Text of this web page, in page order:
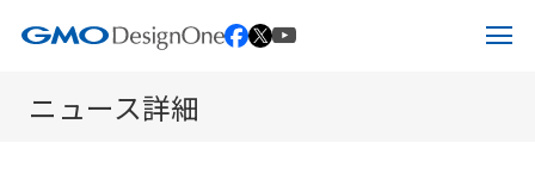
ホーム
ニュース詳細